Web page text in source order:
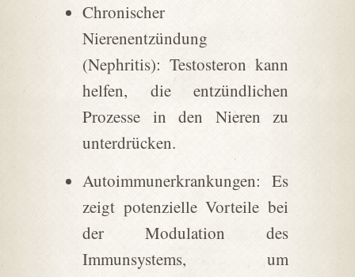
Chronischer
Nierenentzündung
(Nephritis): Testosteron kann
helfen, die entzündlichen
Prozesse in den Nieren zu
unterdrücken.
Autoimmunerkrankungen: Es
zeigt potenzielle Vorteile bei
der Modulation des
Immunsystems, um